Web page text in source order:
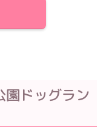
ドッグラン